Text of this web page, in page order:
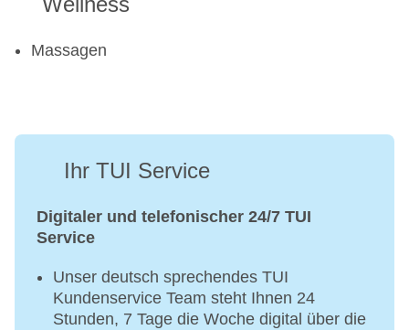
Massagen
Ihr TUI Service
Digitaler und telefonischer 24/7 TUI
Service
Unser deutsch sprechendes TUI
Kundenservice Team steht Ihnen 24
Stunden, 7 Tage die Woche digital über die